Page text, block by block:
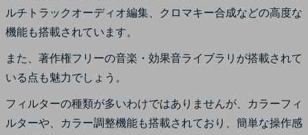
ルチトラックオーディオ編集、クロマキー合成などの高度な
機能も搭載されています。
また、著作権フリーの音楽・効果音ライブラリが搭載されて
いる点も魅力でしょう。
フィルターの種類が多いわけではありませんが、カラーフィ
ルターや、カラー調整機能も搭載されており、簡単な操作感